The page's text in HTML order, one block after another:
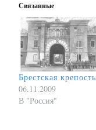
Связанные
Брестская крепость
06.11.2009
В "Россия"